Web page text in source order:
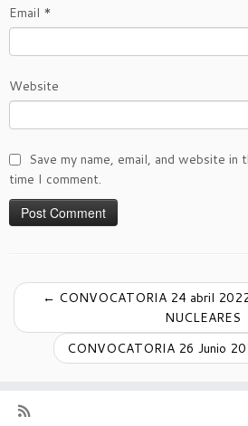
Email *
Website
Save my name, email, and website
time I comment.
← CONVOCATORIA 24 abril
NUCLEARES
CONVOCATORIA 26 Junio